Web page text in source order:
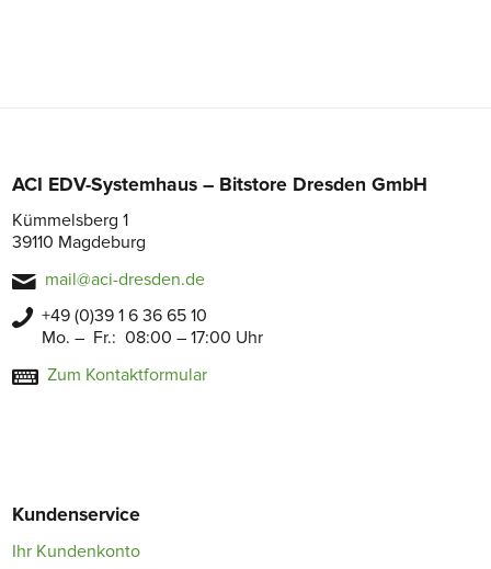
ACI EDV-Systemhaus – Bitstore Dresden GmbH
Kümmelsberg 1
39110 Magdeburg
mail@aci-dresden.de
+49 (0)39 1 6 36 65 10
Mo. – Fr.: 08:00 – 17:00 Uhr
Zum Kontaktformular
Kundenservice
Ihr Kundenkonto